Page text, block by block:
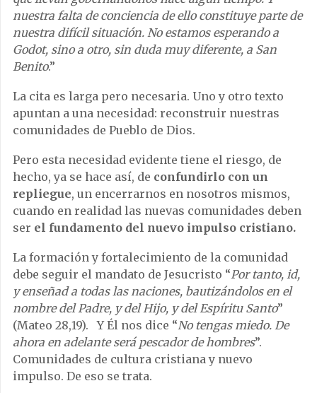
nuestra falta de conciencia de ello constituye parte de
nuestra difícil situación. No estamos esperando a
Godot, sino a otro, sin duda muy diferente, a San
Benito.”
La cita es larga pero necesaria. Uno y otro texto
apuntan a una necesidad: reconstruir nuestras
comunidades de Pueblo de Dios.
Pero esta necesidad evidente tiene el riesgo, de
hecho, ya se hace así, de confundirlo con un
repliegue, un encerrarnos en nosotros mismos,
cuando en realidad las nuevas comunidades deben
ser el fundamento del nuevo impulso cristiano.
La formación y fortalecimiento de la comunidad
debe seguir el mandato de Jesucristo “Por tanto, id,
y enseñad a todas las naciones, bautizándolos en el
nombre del Padre, y del Hijo, y del Espíritu Santo”
(Mateo 28,19). Y Él nos dice “No tengas miedo. De
ahora en adelante será pescador de hombres”.
Comunidades de cultura cristiana y nuevo
impulso. De eso se trata.